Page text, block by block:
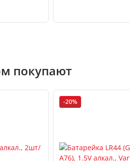
покупают
-20%